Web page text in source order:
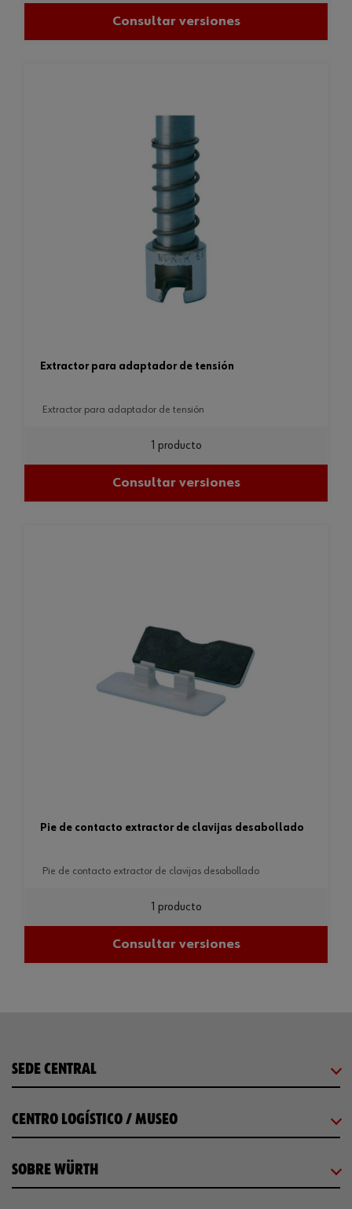
Consultar versiones
extractor para adaptador de tensión
extractor para adaptador de tensión
1 producto
Consultar versiones
pie de contacto extractor de clavijas desabollado
pie de contacto extractor de clavijas desabollado
1 producto
Consultar versiones
SEDE CENTRAL
CENTRO LOGÍSTICO / MUSEO
SOBRE WÜRTH